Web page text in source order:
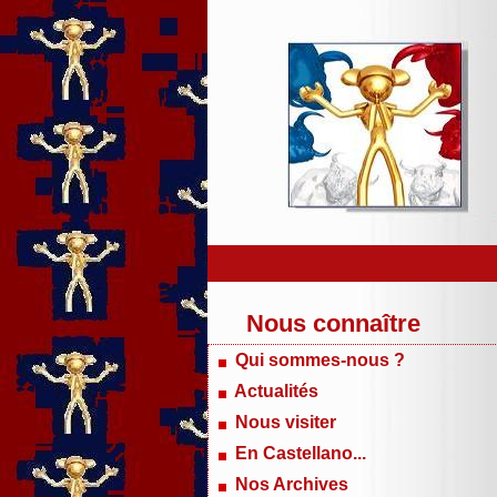
Nous connaître
Qui sommes-nous ?
Actualités
Nous visiter
En Castellano...
Nos Archives